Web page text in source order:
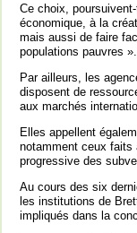
Ce choix,
économique, à la
mais aussi de faire
populations pauvres ».
Par ailleurs, les
disposent de
aux marchés
Elles appellent
notamment ceux faits
progressive des
Au cours des six
les institutions de
impliqués dans la